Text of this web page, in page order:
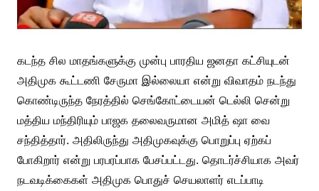
கடந்த சில மாதங்களுக்கு முன்பு பாரதிய ஜனதா கட்சியுடன்
அதிமுக கூட்டணி சேருமா இல்லையா என்று விவாதம் நடந்து
கொண்டிருந்த நேரத்தில் செங்கோட்டையன் டெல்லி சென்று
மத்திய மந்திரியும் பாஜக தலைவருமான அமித் ஷா வை
சந்தித்தார். அதிலிருந்து அதிமுகவுக்கு பொறுப்பு ஏற்கப்
போகிறார் என்று பரபரப்பாக பேசப்பட்டது. தொடர்ச்சியாக அவர்
நடவடிக்கைகள் அதிமுக பொதுச் செயலாளர் எடப்பாடி